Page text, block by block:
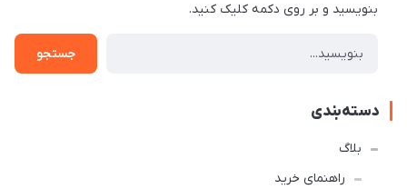
بنویسید و بر روی دکمه کلیک کنید.
جستجو
دسته‌بندی
بلاگ
راهنمای خرید